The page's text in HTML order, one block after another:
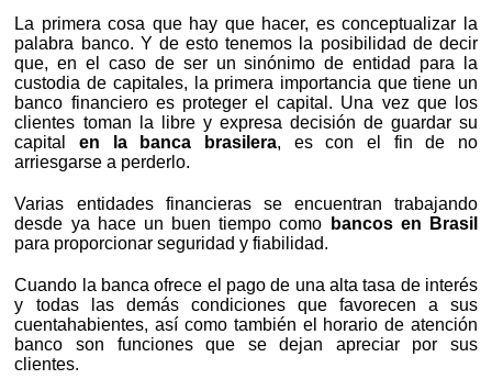
La primera cosa que hay que hacer, es conceptualizar la
palabra banco. Y de esto tenemos la posibilidad de decir
que, en el caso de ser un sinónimo de entidad para la
custodia de capitales, la primera importancia que tiene un
banco financiero es proteger el capital. Una vez que los
clientes toman la libre y expresa decisión de guardar su
capitalen la banca brasilera, es con el fin de no
arriesgarse a perderlo.
Varias entidades financieras se encuentran trabajando
desde ya hace un buen tiempo como
bancos en Brasil
para proporcionar seguridad y fiabilidad.
Cuando la banca ofrece el pago de una alta tasa de interés
y todas las demás condiciones que favorecen a sus
cuentahabientes, así como también el horario de atención
banco son funciones que se dejan apreciar por sus
clientes.